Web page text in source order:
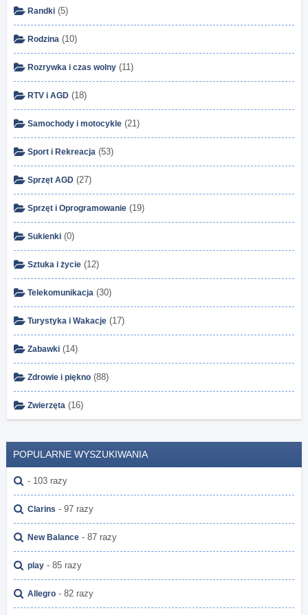
Randki (5)
Rodzina (10)
Rozrywka i czas wolny (11)
RTV i AGD (18)
Samochody i motocykle (21)
Sport i Rekreacja (53)
Sprzęt AGD (27)
Sprzęt i Oprogramowanie (19)
Sukienki (0)
Sztuka i życie (12)
Telekomunikacja (30)
Turystyka i Wakacje (17)
Zabawki (14)
Zdrowie i piękno (88)
Zwierzęta (16)
POPULARNE WYSZUKIWANIA
- 103 razy
Clarins - 97 razy
New Balance - 87 razy
play - 85 razy
Allegro - 82 razy